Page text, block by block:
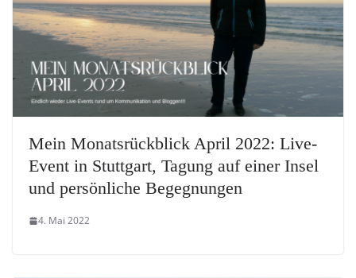
Mein Monatsrückblick April 2022: Live-
Event in Stuttgart, Tagung auf einer Insel
und persönliche Begegnungen
4. Mai 2022